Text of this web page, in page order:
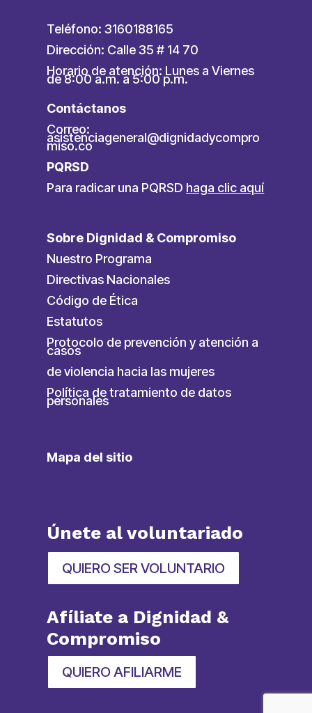
Teléfono: 3160188165
Dirección: Calle 35 # 14 70
Horario de atención: Lunes a Viernes
de 8:00 a.m. a 5:00 p.m.
Contáctanos
Correo:
asistenciageneral@dignidadycompro
miso.co
PQRSD
Para radicar una PQRSD haga clic aquí
Sobre Dignidad & Compromiso
Nuestro Programa
Directivas Nacionales
Código de Ética
Estatutos
Protocolo de prevención y atención a
casos
de violencia hacia las mujeres
Política de tratamiento de datos
personales
Mapa del sitio
Únete al voluntariado
QUIERO SER VOLUNTARIO
Afíliate a Dignidad &
Compromiso
QUIERO AFILIARME